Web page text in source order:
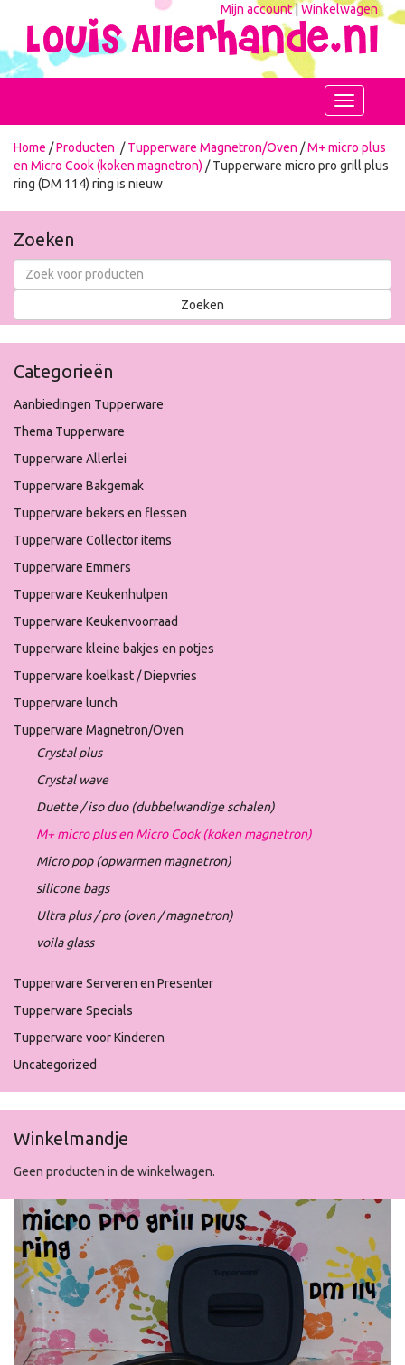
Mijn account|Winkelwagen
Toggle
navigation
Home /Producten /Tupperware Magnetron/Oven /M+ micro plus
en Micro Cook (koken magnetron) / Tupperware micro pro grill plus
ring (DM 114) ring is nieuw
Zoeken
Categorieën
Aanbiedingen Tupperware
Thema Tupperware
Tupperware Allerlei
Tupperware Bakgemak
Tupperware bekers en flessen
Tupperware Collector items
Tupperware Emmers
Tupperware Keukenhulpen
Tupperware Keukenvoorraad
Tupperware kleine bakjes en potjes
Tupperware koelkast / Diepvries
Tupperware lunch
Tupperware Magnetron/Oven
Crystal plus
Crystal wave
Duette / iso duo (dubbelwandige schalen)
M+ micro plus en Micro Cook (koken magnetron)
Micro pop (opwarmen magnetron)
silicone bags
Ultra plus / pro (oven / magnetron)
voila glass
Tupperware Serveren en Presenter
Tupperware Specials
Tupperware voor Kinderen
Uncategorized
Winkelmandje
Geen producten in de winkelwagen.